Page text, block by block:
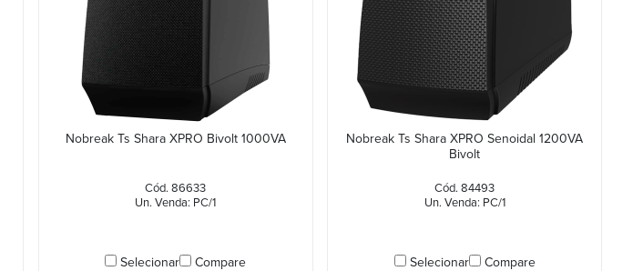
Nobreak Ts Shara XPRO Bivolt 1000VA
Cód. 86633
Un. Venda: PC/1
Selecionar Compare
Nobreak Ts Shara XPRO Senoidal 1200VA
Bivolt
Cód. 84493
Un. Venda: PC/1
Selecionar Compare